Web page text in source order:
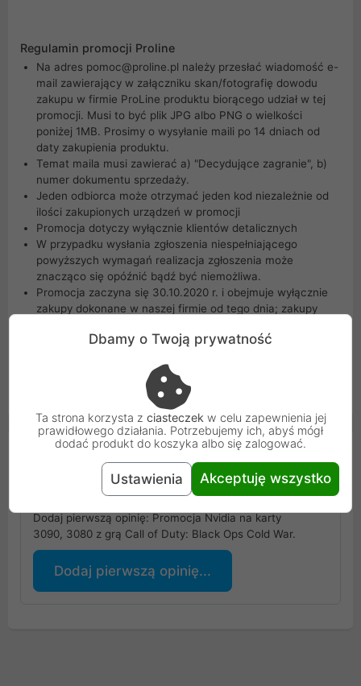
Regulamin promocji Proline
Na adres pomoc@proline.pl należy przesłać wiadomość e-
mail zawierający w załączniku skan/fotografię dowodu
zakupu w firmie ProLine produktu biorącego udział w tej
promocji. Musi to być plik JPG albo PNG o wielkości
poniżej 1MB. Prosimy o wysyłanie maili po 14 dniach od
daty zakupienia produktu.
Temat maila musi zawierać a) "Decydujące zagranie", b)
numer dokumentu sprzedaży.
Jeden odbiorca może otrzymać jeden kod niezależnie od
ilości zakupionych urządzeń w promocji
Promocja dotyczy wyłącznie klientów detalicznych
W przypadku wysłania zgłoszenia niespełniającego
powyższych wymagań realizacja zgłoszenia może
znacząco się opóźnić bądź być niemożliwa.
Promocja zaczyna się 30.10.2020 r. i obejmuje wyłącznie
zakupy dokonane w naszej firmie od tego dnia; zakupy
Promocja trwa do 11.01.2021 r. lub do wyczerpania
Realizacja wysyłki kodów odbywa się za pośrednictwem
dystrybucji elektronicznej
Opinie Klientów
Podoba się ci artykuł?
Dodaj pierwszą opinię: Promocja Nvidia na karty
3090, 3080 z grą Call of Duty: Black Ops Cold War.
Dodaj pierwszą opinię...
Dbamy o Twoją prywatność
Ta strona korzysta z ciasteczek w celu zapewnienia jej
prawidłowego działania. Potrzebujemy ich, abyś mógł
dodać produkt do koszyka albo się zalogować.
Ustawienia Akceptuję wszystko